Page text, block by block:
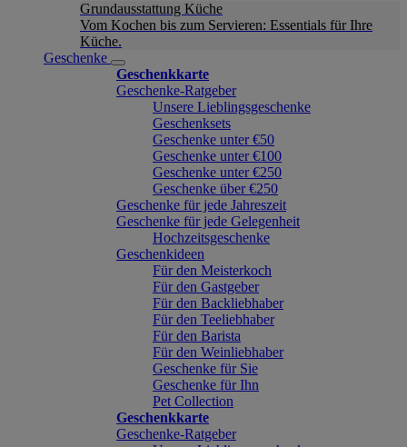
Grundausstattung Küche
Vom Kochen bis zum Servieren: Essentials für Ihre
Küche.
Geschenke
Geschenkkarte
Geschenke-Ratgeber
Unsere Lieblingsgeschenke
Geschenksets
Geschenke unter €50
Geschenke unter €100
Geschenke unter €250
Geschenke über €250
Geschenke für jede Jahreszeit
Geschenke für jede Gelegenheit
Hochzeitsgeschenke
Geschenkideen
Für den Meisterkoch
Für den Gastgeber
Für den Backliebhaber
Für den Teeliebhaber
Für den Barista
Für den Weinliebhaber
Geschenke für Sie
Geschenke für Ihn
Pet Collection
Geschenkkarte
Geschenke-Ratgeber